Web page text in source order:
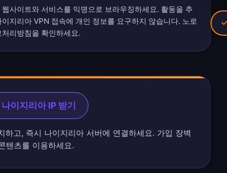
사이트와 서비스를 익명으로 브라우징하세요. 활동을 추
지리아 VPN 접속에 개인 정보를 요구하지 않습니다. 노로
리방침을 확인하세요.
이지리아 IP 받기
하고, 즉시 나이지리아 서버에 연결하세요. 가입 장벽
텐츠를 이용하세요.